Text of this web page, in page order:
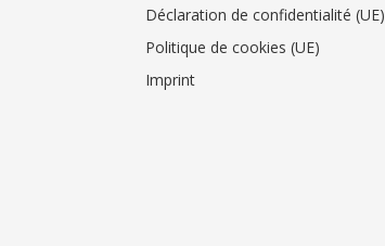
Déclaration de confidentialité (UE)
Politique de cookies (UE)
Imprint